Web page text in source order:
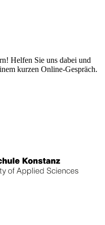
Helfen Sie uns dabei und
kurzen Online-Gespräch.